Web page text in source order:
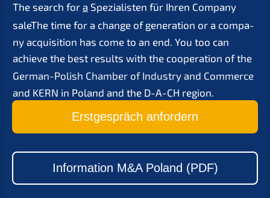
The search for a Spezia­lis­ten für Ihren Compa­ny
saleThe time for a change of genera­ti­on or a compa­
ny acqui­si­ti­on has come to an end. You too can
achie­ve the best results with the coope­ra­ti­on of the
German-Polish Chamber of Indus­try and Commer­ce
and KERN in Poland and the D-A-CH region.
Erstge­spräch anfordern
Infor­ma­ti­on M&A Poland (PDF)